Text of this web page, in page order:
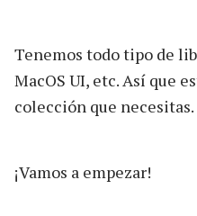
Tenemos todo tipo de
MacOS UI, etc. Así que
colección que necesitas.
¡Vamos a empezar!